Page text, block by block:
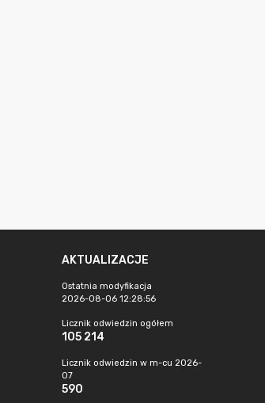
AKTUALIZACJE
Ostatnia modyfikacja
2026-08-06 12:28:56
Licznik odwiedzin ogółem
105 214
Licznik odwiedzin w m-cu 2026-
07
590